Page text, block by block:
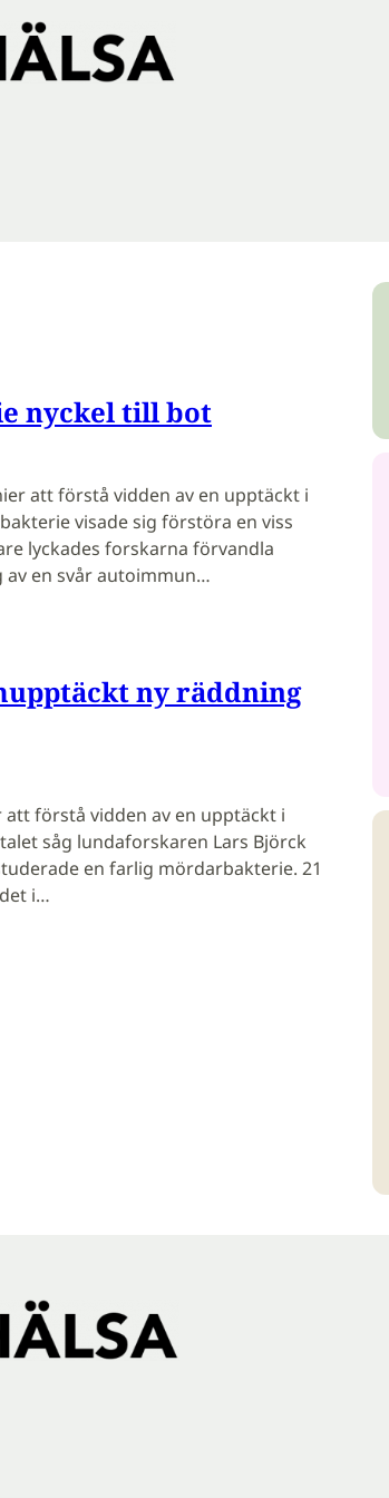
nyckel till bot
att förstå vidden av en upptäckt i
visade sig förstöra en viss
lyckades forskarna förvandla
en svår autoimmun…
ny räddning
förstå vidden av en upptäckt i
såg lundaforskaren Lars Björck
en farlig mördarbakterie. 21
i…